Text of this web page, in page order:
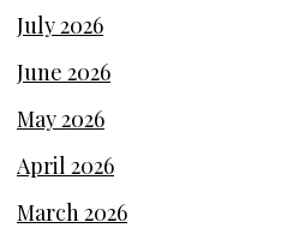
July 2026
June 2026
May 2026
April 2026
March 2026